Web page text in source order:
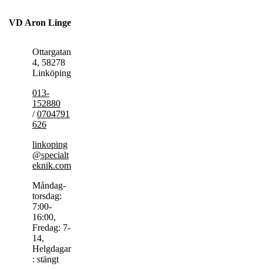
VD Aron Linge
Ottargatan
4, 58278
Linköping
013-
152880
/0704791
626
linkoping
@specialt
eknik.com
Måndag-
torsdag:
7:00-
16:00,
Fredag: 7-
14,
Helgdagar
: stängt